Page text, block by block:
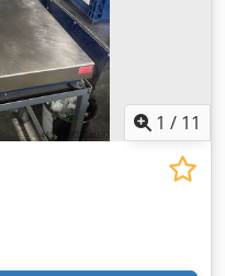
1 / 11